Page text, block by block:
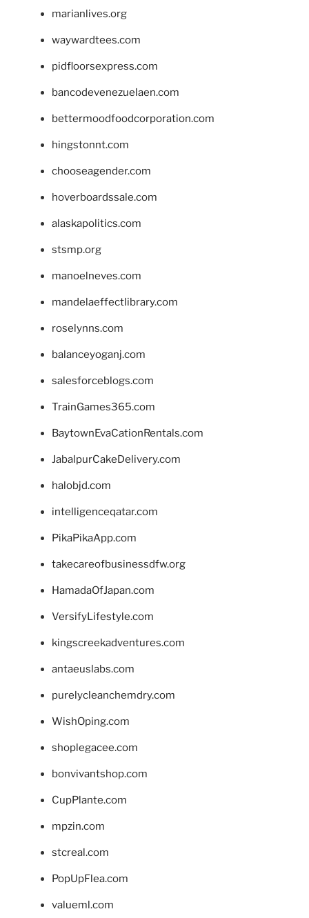
marianlives.org
waywardtees.com
pidfloorsexpress.com
bancodevenezuelaen.com
bettermoodfoodcorporation.com
hingstonnt.com
chooseagender.com
hoverboardssale.com
alaskapolitics.com
stsmp.org
manoelneves.com
mandelaeffectlibrary.com
roselynns.com
balanceyoganj.com
salesforceblogs.com
TrainGames365.com
BaytownEvaCationRentals.com
JabalpurCakeDelivery.com
halobjd.com
intelligenceqatar.com
PikaPikaApp.com
takecareofbusinessdfw.org
HamadaOfJapan.com
VersifyLifestyle.com
kingscreekadventures.com
antaeuslabs.com
purelycleanchemdry.com
WishOping.com
shoplegacee.com
bonvivantshop.com
CupPlante.com
mpzin.com
stcreal.com
PopUpFlea.com
valueml.com